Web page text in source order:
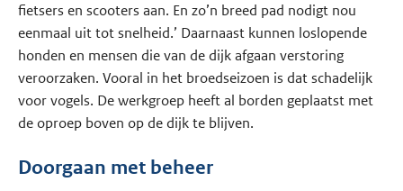
fietsers en scooters aan. En zo’n breed pad nodigt nou
eenmaal uit tot snelheid.’ Daarnaast kunnen loslopende
honden en mensen die van de dijk afgaan verstoring
veroorzaken. Vooral in het broedseizoen is dat schadelijk
voor vogels. De werkgroep heeft al borden geplaatst met
de oproep boven op de dijk te blijven.
Doorgaan met beheer